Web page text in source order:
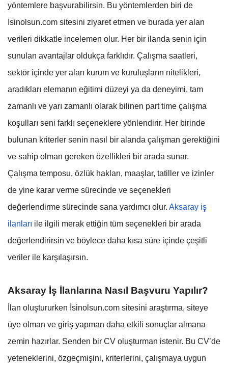
yöntemlere başvurabilirsin. Bu yöntemlerden biri de
İsinolsun.com sitesini ziyaret etmen ve burada yer alan
verileri dikkatle incelemen olur. Her bir ilanda senin için
sunulan avantajlar oldukça farklıdır. Çalışma saatleri,
sektör içinde yer alan kurum ve kuruluşların nitelikleri,
aradıkları elemanın eğitimi düzeyi ya da deneyimi, tam
zamanlı ve yarı zamanlı olarak bilinen part time çalışma
koşulları seni farklı seçeneklere yönlendirir. Her birinde
bulunan kriterler senin nasıl bir alanda çalışman gerektiğini
ve sahip olman gereken özellikleri bir arada sunar.
Çalışma temposu, özlük hakları, maaşlar, tatiller ve izinler
de yine karar verme sürecinde ve seçenekleri
değerlendirme sürecinde sana yardımcı olur. Aksaray iş
ilanları ile ilgili merak ettiğin tüm seçenekleri bir arada
değerlendirirsin ve böylece daha kısa süre içinde çeşitli
veriler ile karşılaşırsın.
Aksaray İş İlanlarına Nasıl Başvuru Yapılır?
İlan oluştururken İsinolsun.com sitesini araştırma, siteye
üye olman ve giriş yapman daha etkili sonuçlar almana
zemin hazırlar. Senden bir CV oluşturman istenir. Bu CV’de
yeteneklerini, özgeçmişini, kriterlerini, çalışmaya uygun